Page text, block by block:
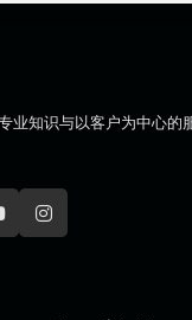
业知识与以客户为中心